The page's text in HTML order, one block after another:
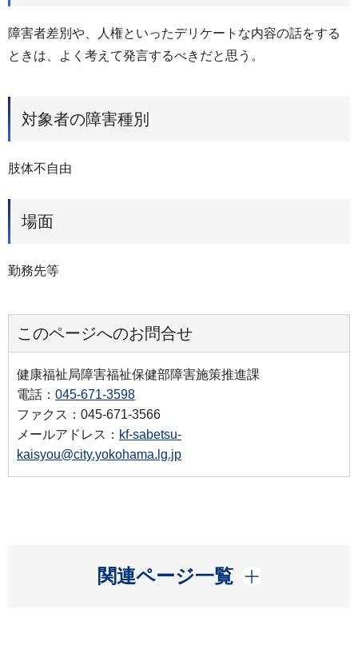
障害者差別や、人権といったデリケートな内容の話をする
ときは、よく考えて発言するべきだと思う。
対象者の障害種別
肢体不自由
場面
勤務先等
このページへのお問合せ
健康福祉局障害福祉保健部障害施策推進課
電話： 045-671-3598
ファクス：045-671-3566
メールアドレス： kf-sabetsu-
kaisyou@city.yokohama.lg.jp
関連ページ一覧
開く